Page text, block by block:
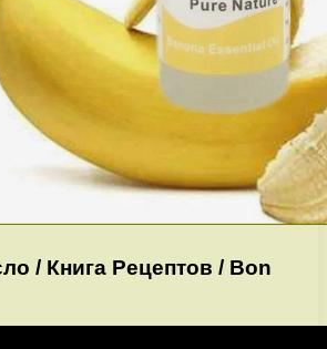
/ Книга Рецептов / Bon